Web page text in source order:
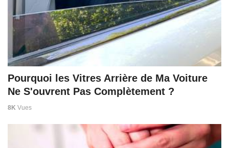
Pourquoi les Vitres Arrière de Ma Voiture
Ne S'ouvrent Pas Complètement ?
8K Vues